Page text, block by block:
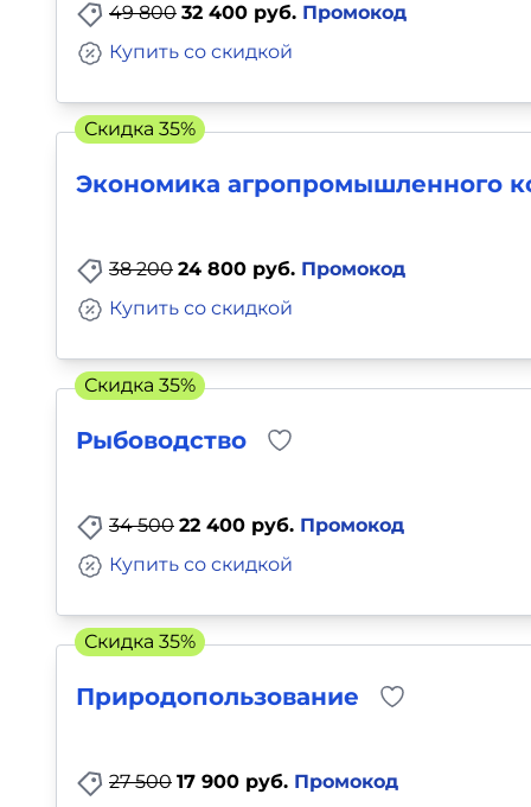
49 800 32 400 руб. Промокод
Купить со скидкой
Экономика агропромышленного
38 200 24 800 руб. Промокод
Купить со скидкой
Скидка 35%
Рыбоводство
34 500 22 400 руб. Промокод
Купить со скидкой
Скидка 35%
Природопользование
27 500 17 900 руб. Промокод
Скидка 35%